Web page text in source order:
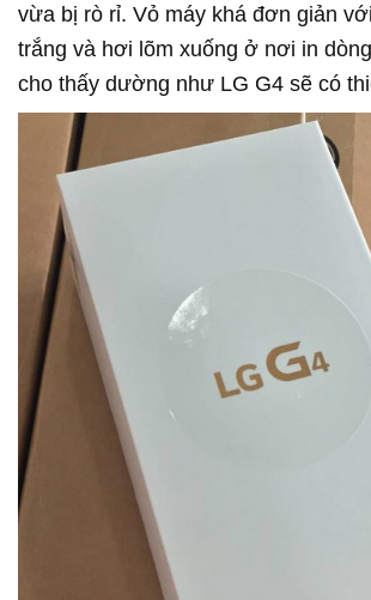
vừa bị rò rỉ. Vỏ máy khá đơn giản
trắng và hơi lõm xuống ở nơi in
cho thấy dường như LG G4 sẽ có